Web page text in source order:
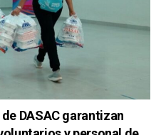
DASAC garantizan